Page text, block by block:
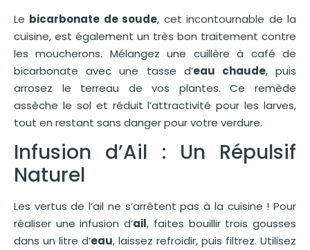
Le bicarbonate de soude, cet incontournable de la
cuisine, est également un très bon traitement contre
les moucherons. Mélangez une cuillère à café de
bicarbonate avec une tasse d’eau chaude, puis
arrosez le terreau de vos plantes. Ce remède
assèche le sol et réduit l’attractivité pour les larves,
tout en restant sans danger pour votre verdure.
Infusion d’Ail : Un Répulsif
Naturel
Les vertus de l’ail ne s’arrêtent pas à la cuisine ! Pour
réaliser une infusion d’ail, faites bouillir trois gousses
dans un litre d’eau, laissez refroidir, puis filtrez. Utilisez